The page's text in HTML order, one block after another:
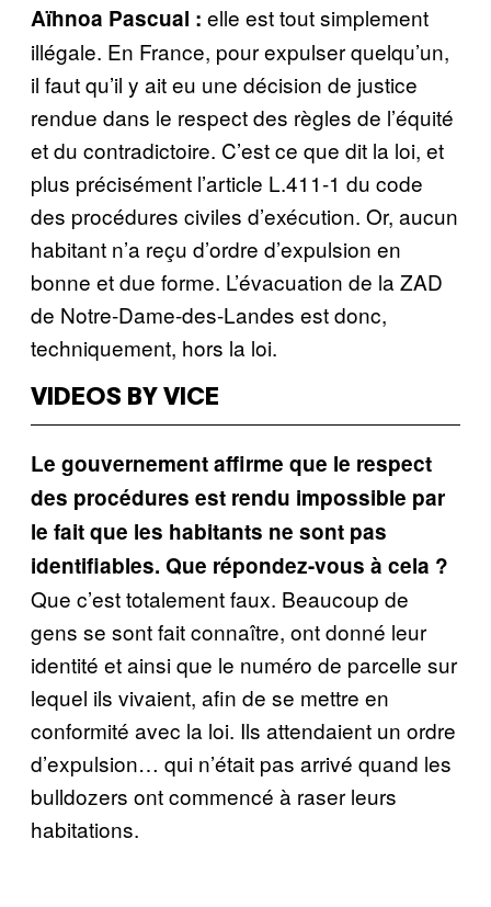
Aïhnoa Pascual : elle est tout simplement
illégale. En France, pour expulser quelqu’un,
il faut qu’il y ait eu une décision de justice
rendue dans le respect des règles de l’équité
et du contradictoire. C’est ce que dit la loi, et
plus précisément l’article L.411-1 du code
des procédures civiles d’exécution. Or, aucun
habitant n’a reçu d’ordre d’expulsion en
bonne et due forme. L’évacuation de la ZAD
de Notre-Dame-des-Landes est donc,
techniquement, hors la loi.
VIDEOS BY VICE
Le gouvernement affirme que le respect
des procédures est rendu impossible par
le fait que les habitants ne sont pas
identifiables. Que répondez-vous à cela ?
Que c’est totalement faux. Beaucoup de
gens se sont fait connaître, ont donné leur
identité et ainsi que le numéro de parcelle sur
lequel ils vivaient, afin de se mettre en
conformité avec la loi. Ils attendaient un ordre
d’expulsion… qui n’était pas arrivé quand les
bulldozers ont commencé à raser leurs
habitations.